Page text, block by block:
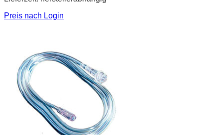
Preis nach Login